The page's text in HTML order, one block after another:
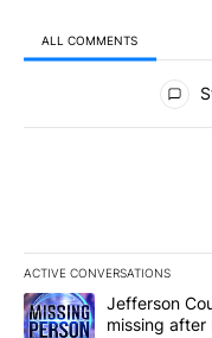
ALL COMMENTS
All Comments
ACTIVE CONVERSATIONS
The following is a list
A trending article titled
Jefferson
missing after